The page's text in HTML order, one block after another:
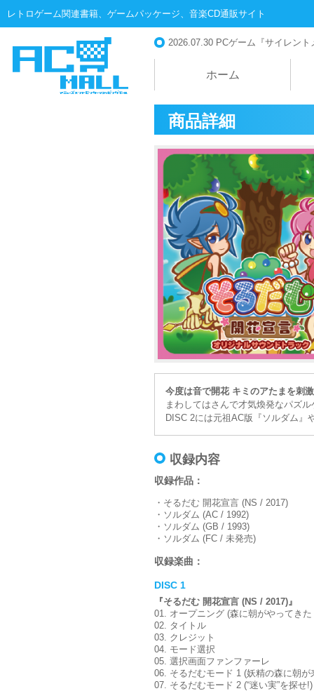
レトロゲーム関連書籍、ゲームパッケージ、音楽CD通販サイト
2026.07.30 PCゲーム『サイレン
ホーム
商品詳細
今度は音で開花 キミのアたまを刺
まわしてはさんで才気煥発なパズ
DISC 2には元祖AC版『ソルダム』
収録内容
収録作品：
・そるだむ 開花宣言 (NS / 2017)
・ソルダム (AC / 1992)
・ソルダム (GB / 1993)
・ソルダム (FC / 未発売)
収録楽曲：
DISC 1
『そるだむ 開花宣言 (NS / 2017)』
01. オープニング (森に朝がやってき
02. タイトル
03. クレジット
04. モード選択
05. 選択画面ファンファーレ
06. そるだむモード 1 (妖精の森に朝が
07. そるだむモード 2 (“迷い実”を探せ!)